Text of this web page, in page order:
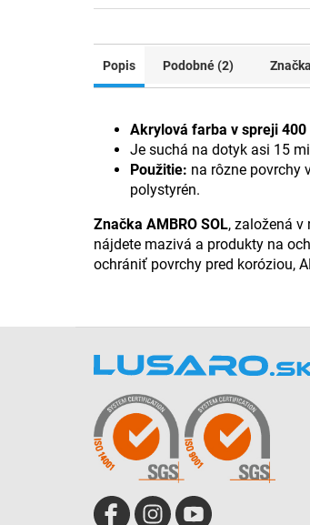
Popis Podobné (2) Značka
Akrylová farba v spreji
Je suchá na dotyk asi 15
Použitie: na rôzne povrchy
polystyrén.
Značka AMBRO SOL, založená
nájdete mazivá a produkty na
ochrániť povrchy pred koróziou,